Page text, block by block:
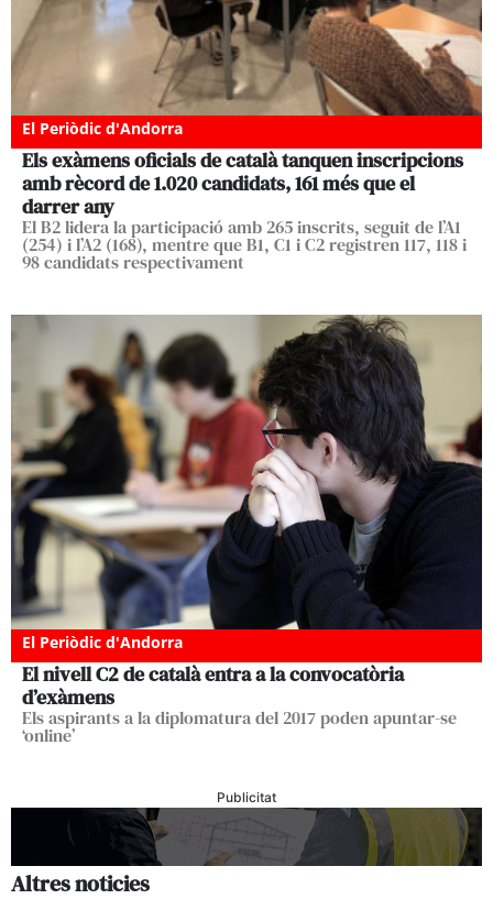
El Periòdic d'Andorra
Els exàmens oficials de català tanquen inscripcions
amb rècord de 1.020 candidats, 161 més que el
darrer any
El B2 lidera la participació amb 265 inscrits, seguit de l’A1
(254) i l’A2 (168), mentre que B1, C1 i C2 registren 117, 118 i
98 candidats respectivament
El Periòdic d'Andorra
El nivell C2 de català entra a la convocatòria
d’exàmens
Els aspirants a la diplomatura del 2017 poden apuntar-se
‘online’
Publicitat
Altres noticies